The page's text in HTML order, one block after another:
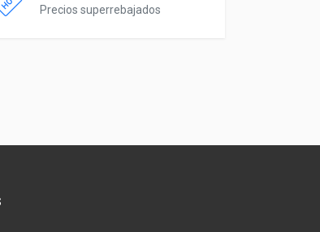
Precios superrebajados